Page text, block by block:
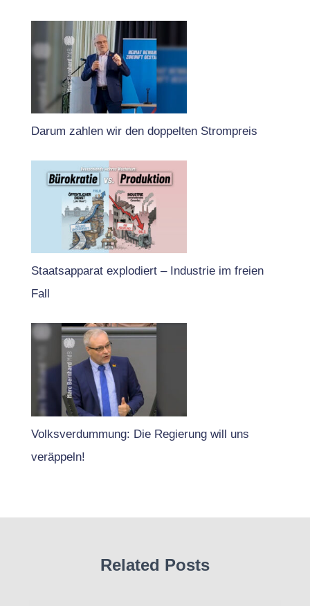
Darum zahlen wir den doppelten Strompreis
Staatsapparat explodiert – Industrie im freien
Fall
Volksverdummung: Die Regierung will uns
veräppeln!
Related Posts